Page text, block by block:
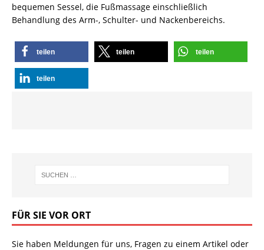
bequemen Sessel, die Fußmassage einschließlich
Behandlung des Arm-, Schulter- und Nackenbereichs.
teilen teilen teilen
teilen
FÜR SIE VOR ORT
Sie haben Meldungen für uns, Fragen zu einem Artikel oder